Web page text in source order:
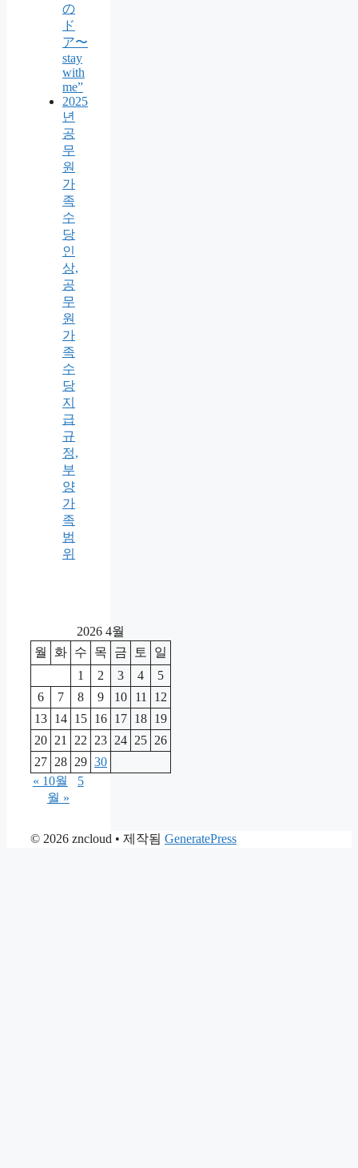
の
ド
ア〜
stay
with
me”
2025
년
공
무
원
가
족
수
당
인
상,
공
무
원
가
족
수
당
지
급
규
정,
부
양
가
족
범
위
2026 4월
월
화 수 목 금 토
일
1
2 3 4
5
6
7 8 9 10 11
12
13 14 15 16 17 18 19
20 21 22 23 24 25 26
27 28 29 30
« 10월
5
월 »
© 2026 zncloud • 제작됨 GeneratePress